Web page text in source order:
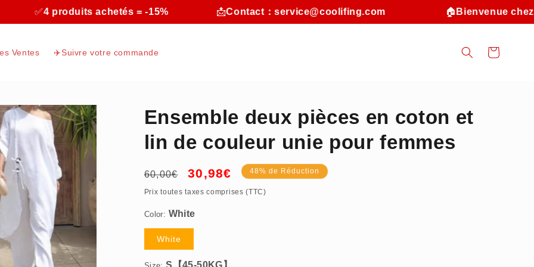
4 produits achetés = -15% Contact：service@coolifing.com Bienvenue chez
Ventes ✈️Suivre votre commande Panier
Ensemble deux pièces en coton et
lin de couleur unie pour femmes
Prix
habituel
60,00€
Prix
promotionnel
30,98€ 48% de Réduction
Prix toutes taxes comprises (TTC)
Color:
White
White
S【45-50KG】